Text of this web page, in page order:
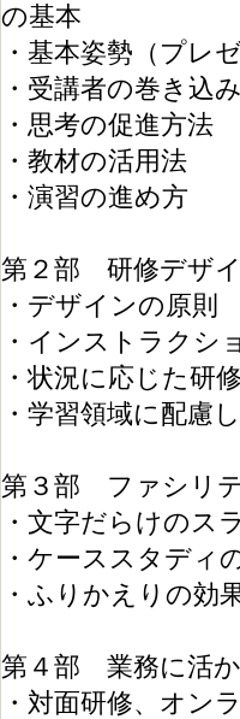
の基本
・基本姿勢（プレ
・受講者の巻き込
・思考の促進方法
・教材の活用法
・演習の進め方
第２部 研修デザ
・デザインの原則
・インストラクシ
・状況に応じた研
・学習領域に配慮
第３部 ファシリ
・文字だらけのス
・ケーススタディ
・ふりかえりの効
第４部 業務に活
・対面研修、オン